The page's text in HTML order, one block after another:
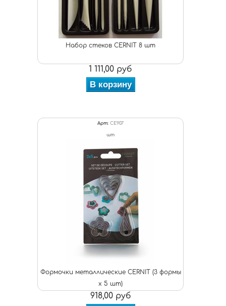
Набор стеков CERNIT 8 шт
1 111,00 руб
В корзину
Арт: CE907
шт
Формочки металлические CERNIT (3 формы
х 5 шт)
918,00 руб